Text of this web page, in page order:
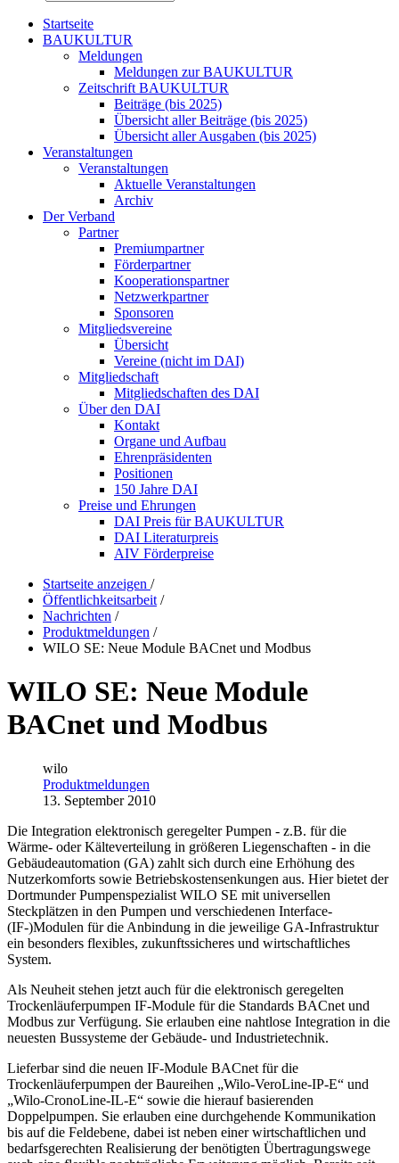
Startseite
BAUKULTUR
Meldungen
Meldungen zur BAUKULTUR
Zeitschrift BAUKULTUR
Beiträge (bis 2025)
Übersicht aller Beiträge (bis 2025)
Übersicht aller Ausgaben (bis 2025)
Veranstaltungen
Veranstaltungen
Aktuelle Veranstaltungen
Archiv
Der Verband
Partner
Premiumpartner
Förderpartner
Kooperationspartner
Netzwerkpartner
Sponsoren
Mitgliedsvereine
Übersicht
Vereine (nicht im DAI)
Mitgliedschaft
Mitgliedschaften des DAI
Über den DAI
Kontakt
Organe und Aufbau
Ehrenpräsidenten
Positionen
150 Jahre DAI
Preise und Ehrungen
DAI Preis für BAUKULTUR
DAI Literaturpreis
AIV Förderpreise
Startseite anzeigen /
Öffentlichkeitsarbeit /
Nachrichten /
Produktmeldungen /
WILO SE: Neue Module BACnet und Modbus
WILO SE: Neue Module
BACnet und Modbus
wilo
Produktmeldungen
13. September 2010
Die Integration elektronisch geregelter Pumpen - z.B. für die
Wärme- oder Kälteverteilung in größeren Liegenschaften - in die
Gebäudeautomation (GA) zahlt sich durch eine Erhöhung des
Nutzerkomforts sowie Betriebskostensenkungen aus. Hier bietet der
Dortmunder Pumpenspezialist WILO SE mit universellen
Steckplätzen in den Pumpen und verschiedenen Interface-
(IF-)Modulen für die Anbindung in die jeweilige GA-Infrastruktur
ein besonders flexibles, zukunftssicheres und wirtschaftliches
System.
Als Neuheit stehen jetzt auch für die elektronisch geregelten
Trockenläuferpumpen IF-Module für die Standards BACnet und
Modbus zur Verfügung. Sie erlauben eine nahtlose Integration in die
neuesten Bussysteme der Gebäude- und Industrietechnik.
Lieferbar sind die neuen IF-Module BACnet für die
Trockenläuferpumpen der Baureihen „Wilo-VeroLine-IP-E“ und
„Wilo-CronoLine-IL-E“ sowie die hierauf basierenden
Doppelpumpen. Sie erlauben eine durchgehende Kommunikation
bis auf die Feldebene, dabei ist neben einer wirtschaftlichen und
bedarfsgerechten Realisierung der benötigten Übertragungswege